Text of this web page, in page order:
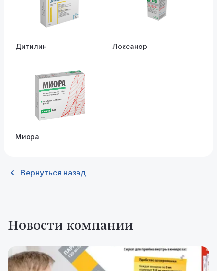
Дитилин Локсанор
Миора
Вернуться назад
Новости компании